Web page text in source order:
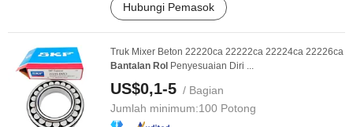
Hubungi Pemasok
Truk Mixer Beton 22220ca 22222ca 22224ca 22226ca
Bantalan Rol Penyesuaian Diri ...
US$0,1-5 / Bagian
Jumlah minimum:100 Potong